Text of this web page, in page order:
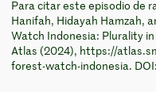
Para citar este episodio de
Hanifah, Hidayah Hamzah,
Watch Indonesia: Plurality
Atlas (2024), https://
forest-watch-indonesia.